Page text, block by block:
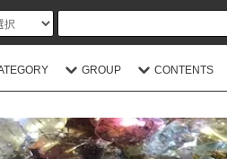
GROUP CONTENTS